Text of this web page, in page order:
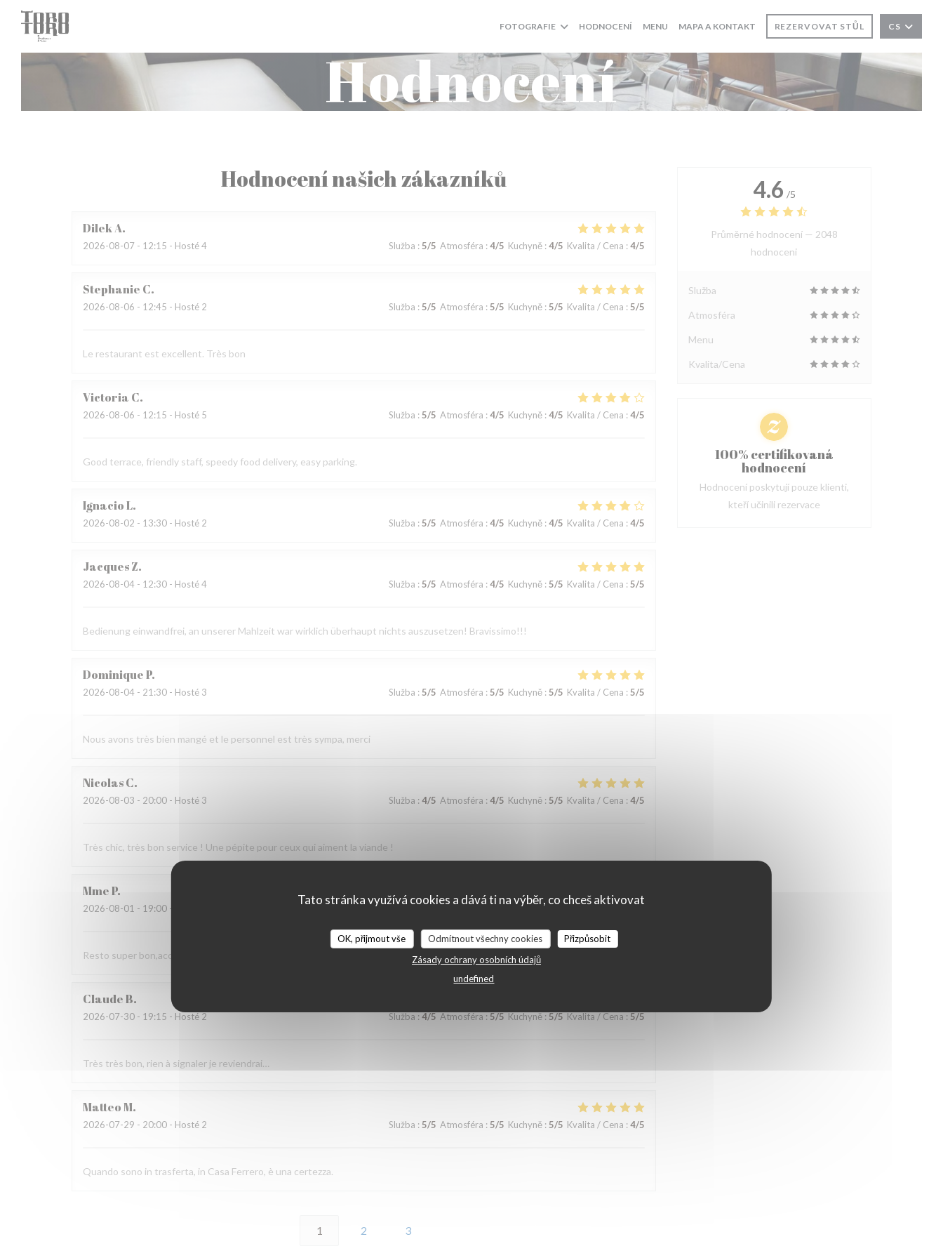
Panel pro správu cookies
Tato stránka využívá cookies a dává ti na výběr, co chceš aktivovat
OK, přijmout vše Odmítnout všechny cookies
Přizpůsobit
Zásady ochrany osobních údajů
undefined
FOTOGRAFIE HODNOCENÍ MENU((OTEVŘE SE V NOVÉM OKNĚ))
MAPA A KONTAKT REZERVOVAT STŮL CS
Hodnocení
Hodnocení našich zákazníků
DilekA
2026-08-07 - 12:15 - Hosté 4 Služba : 5/5 Atmosféra : 4/5 Kuchyně: 4/5 Kvalita / Cena : 4/5
Stephanie C
2026-08-06 - 12:45 - Hosté 2 Služba : 5/5 Atmosféra : 5/5 Kuchyně: 5/5 Kvalita / Cena : 5/5
Le restaurant est excellent. Très bon
Victoria C
2026-08-06 - 12:15 - Hosté 5 Služba : 5/5 Atmosféra : 4/5 Kuchyně: 4/5 Kvalita / Cena : 4/5
Good terrace, friendly staff, speedy food delivery, easy parking.
IgnacioL
2026-08-02 - 13:30 - Hosté 2 Služba : 5/5 Atmosféra : 4/5 Kuchyně: 4/5 Kvalita / Cena : 4/5
JacquesZ
2026-08-04 - 12:30 - Hosté 4 Služba : 5/5 Atmosféra : 4/5 Kuchyně: 5/5 Kvalita / Cena : 5/5
Bedienung einwandfrei, an unserer Mahlzeit war wirklich überhaupt nichts auszusetzen! Bravissimo!!!
DominiqueP
2026-08-04 - 21:30 - Hosté 3 Služba : 5/5 Atmosféra : 5/5 Kuchyně: 5/5 Kvalita / Cena : 5/5
Nous avons très bien mangé et le personnel est très sympa, merci
NicolasC
2026-08-03 - 20:00 - Hosté 3 Služba : 4/5 Atmosféra : 4/5 Kuchyně: 5/5 Kvalita / Cena : 4/5
Très chic, très bon service ! Une pépite pour ceux qui aiment la viande !
MmeP
2026-08-01 - 19:00 - Hosté 3 Kuchyně :
Resto super bon,accueil agréable, choix. Nous recommandons
ClaudeB
2026-07-30 - 19:15 - Hosté 2 Služba : 4/5 Atmosféra : 5/5 Kuchyně: 5/5 Kvalita / Cena : 5/5
Très très bon, rien à signaler je reviendrai…
MatteoM
2026-07-29 - 20:00 - Hosté 2 Služba : 5/5 Atmosféra : 5/5 Kuchyně: 5/5 Kvalita / Cena : 4/5
Quando sono in trasferta, in Casa Ferrero, è una certezza.
1 2 3
4.6 /5
Průměrné hodnocení — 2048
hodnoceni
Služba
Atmosféra
Menu
Kvalita/Cena
100% certifikovaná
hodnocení
Hodnocení poskytují pouze klienti,
kteří učinili rezervace